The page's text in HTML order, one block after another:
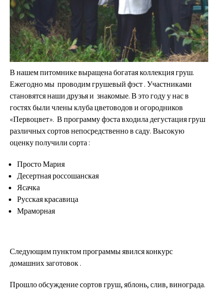
В нашем питомнике выращена богатая коллекция груш.
Ежегодно мы проводим грушевый фэст . Участниками
становятся наши друзья и знакомые. В это году у нас в
гостях были члены клуба цветоводов и огородников
«Первоцвет». В программу фэста входила дегустация груш
различных сортов непосредственно в саду. Высокую
оценку получили сорта :
Просто Мария
Десертная россошанская
Ясачка
Русская красавица
Мраморная
Следующим пунктом программы явился конкурс
домашних заготовок .
Прошло обсуждение сортов груш, яблонь, слив, винограда.